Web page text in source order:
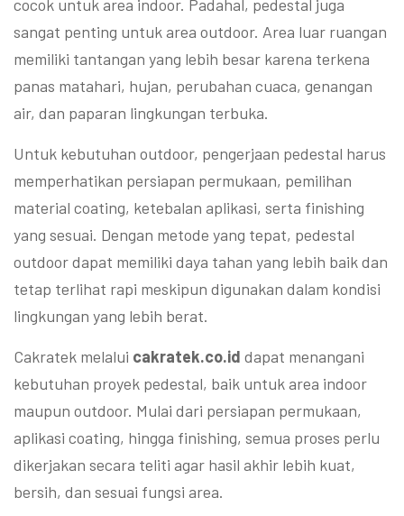
cocok untuk area indoor. Padahal, pedestal juga
sangat penting untuk area outdoor. Area luar ruangan
memiliki tantangan yang lebih besar karena terkena
panas matahari, hujan, perubahan cuaca, genangan
air, dan paparan lingkungan terbuka.
Untuk kebutuhan outdoor, pengerjaan pedestal harus
memperhatikan persiapan permukaan, pemilihan
material coating, ketebalan aplikasi, serta finishing
yang sesuai. Dengan metode yang tepat, pedestal
outdoor dapat memiliki daya tahan yang lebih baik dan
tetap terlihat rapi meskipun digunakan dalam kondisi
lingkungan yang lebih berat.
Cakratek melalui cakratek.co.id dapat menangani
kebutuhan proyek pedestal, baik untuk area indoor
maupun outdoor. Mulai dari persiapan permukaan,
aplikasi coating, hingga finishing, semua proses perlu
dikerjakan secara teliti agar hasil akhir lebih kuat,
bersih, dan sesuai fungsi area.